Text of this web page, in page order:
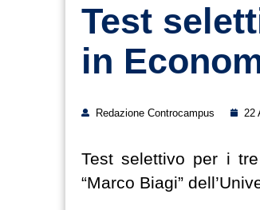
Test
in
Redazione Controcampus 22
Test selettivo per i
“Marco Biagi”